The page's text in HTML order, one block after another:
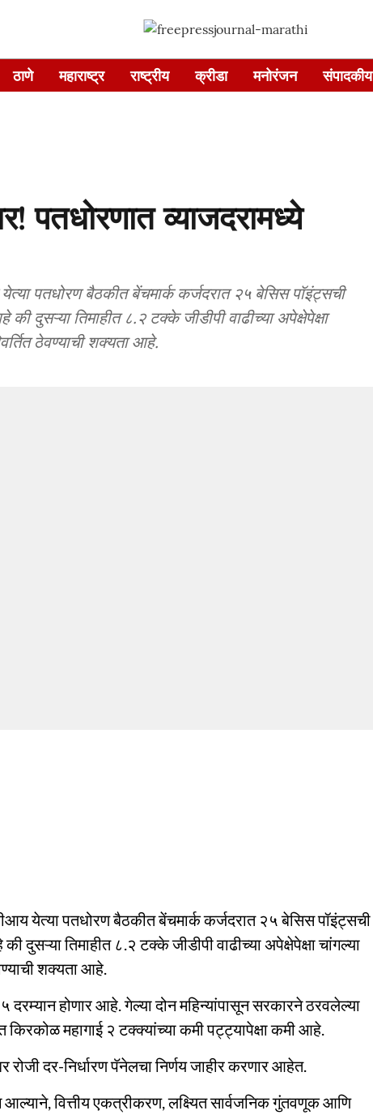
ठाणे महाराष्ट्र राष्ट्रीय क्रीडा मनोरंजन संपादकीय
पतधोरणात व्याजदरामध्ये
पतधोरण बैठकीत बेंचमार्क कर्जदरात २५ बेसिस पॉइंट्सची
दुसऱ्या तिमाहीत ८.२ टक्के जीडीपी वाढीच्या अपेक्षेपेक्षा
ठेवण्याची शक्यता आहे.
येत्या पतधोरण बैठकीत बेंचमार्क कर्जदरात २५ बेसिस पॉइंट्सची
तिमाहीत ८.२ टक्के जीडीपी वाढीच्या अपेक्षेपेक्षा चांगल्या
शक्यता आहे.
होणार आहे. गेल्या दोन महिन्यांपासून सरकारने ठरवलेल्या
महागाई २ टक्क्यांच्या कमी पट्ट्यापेक्षा कमी आहे.
दर-निर्धारण पॅनेलचा निर्णय जाहीर करणार आहेत.
वित्तीय एकत्रीकरण, लक्ष्यित सार्वजनिक गुंतवणूक आणि